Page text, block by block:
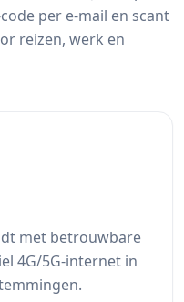
per e-mail en scant
reizen, werk en
met betrouwbare
4G/5G-internet in